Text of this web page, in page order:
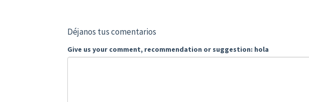
Déjanos tus comentarios
Give us your comment, recommendation or suggestion: hola